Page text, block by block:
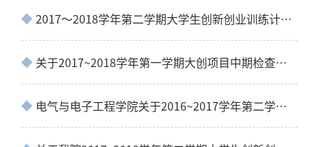
2017～2018学年第二学期大学生创新创业训练计划项目公示
关于2017~2018学年第一学期大创项目中期检查的通知
电气与电子工程学院关于2016~2017学年第二学期大创项目结题验收的通知